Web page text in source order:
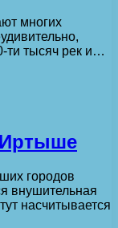
многих
ти тысяч рек и…
городов
внушительная
насчитывается